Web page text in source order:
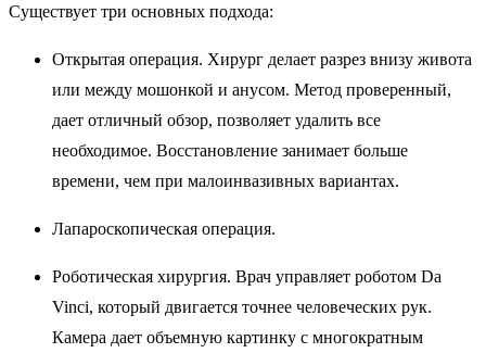
Существует три основных подхода:
Открытая операция. Хирург делает разрез внизу живота
или между мошонкой и анусом. Метод проверенный,
дает отличный обзор, позволяет удалить все
необходимое. Восстановление занимает больше
времени, чем при малоинвазивных вариантах.
Лапароскопическая операция.
Роботическая хирургия. Врач управляет роботом Da
Vinci, который двигается точнее человеческих рук.
Камера дает объемную картинку с многократным